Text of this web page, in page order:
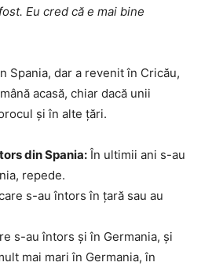
Eu cred că e mai bine
Spania, dar a revenit în Cricău,
acasă, chiar dacă unii
și în alte țări.
din Spania: În ultimii ani s-au
repede.
s-au întors în țară sau au
s-au întors și în Germania, și
mai mari în Germania, în